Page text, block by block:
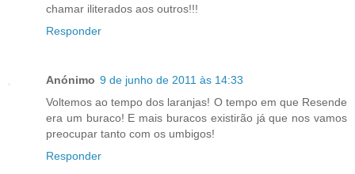
chamar iliterados aos outros!!!
Responder
Anónimo 9 de junho de 2011 às 14:33
Voltemos ao tempo dos laranjas! O tempo em que Resende
era um buraco! E mais buracos existirão já que nos vamos
preocupar tanto com os umbigos!
Responder